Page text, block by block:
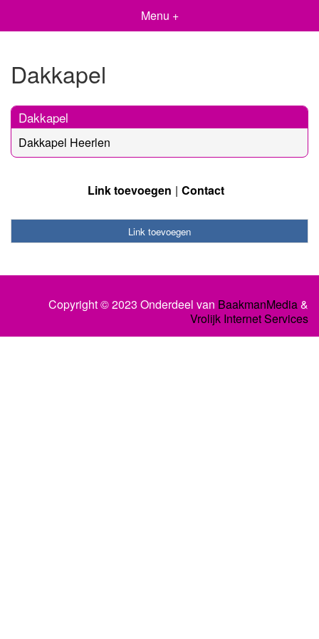
Menu +
Dakkapel
Dakkapel
Dakkapel Heerlen
Link toevoegen Contact
Link toevoegen
Copyright © 2023 Onderdeel van BaakmanMedia&
Vrolijk Internet Services